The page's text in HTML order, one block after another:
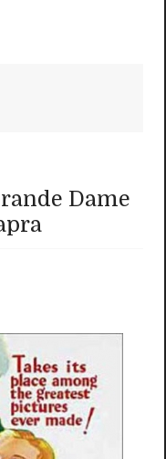
Dame